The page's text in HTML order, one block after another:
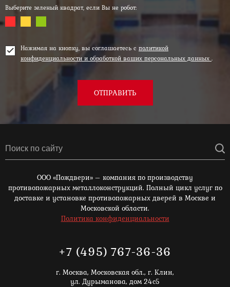
Выберите зеленый квадрат, если Вы не робот:
Нажимая на кнопку, вы соглашаетесь с политикой
конфиденциальности и обработкой ваших персональных данных .
ОТПРАВИТЬ
ООО «Пождвери» – компания по производству
противопожарных металлоконструкций. Полный цикл услуг по
доставке и установке противопожарных дверей в Москве и
Московской области.
Политика конфиденциальности
+7 (495) 767-36-36
г. Москва, Московская обл., г. Клин,
ул. Дурыманова, дом 24с5